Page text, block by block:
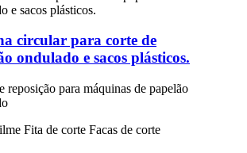
circular para corte de
ondulado e sacos plásticos.
reposição para máquinas de papelão
Fita de corte Facas de corte